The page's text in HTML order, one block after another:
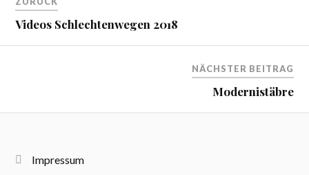
Videos Schlechtenwegen 2018
NÄCHSTER BEITRAG
Modernistäbre
Impressum